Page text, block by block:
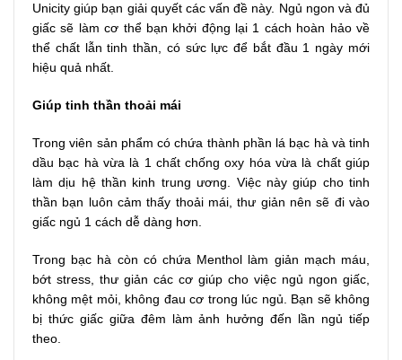
Unicity giúp bạn giải quyết các vấn đề này. Ngủ ngon và đủ
giấc sẽ làm cơ thể bạn khởi động lại 1 cách hoàn hảo về
thể chất lẫn tinh thần, có sức lực để bắt đầu 1 ngày mới
hiệu quả nhất.
Giúp tinh thần thoải mái
Trong viên sản phẩm có chứa thành phần lá bạc hà và tinh
dầu bạc hà vừa là 1 chất chống oxy hóa vừa là chất giúp
làm dịu hệ thần kinh trung ương. Việc này giúp cho tinh
thần bạn luôn cảm thấy thoải mái, thư giản nên sẽ đi vào
giấc ngủ 1 cách dễ dàng hơn.
Trong bạc hà còn có chứa Menthol làm giản mạch máu,
bớt stress, thư giản các cơ giúp cho việc ngủ ngon giấc,
không mệt mỏi, không đau cơ trong lúc ngủ. Bạn sẽ không
bị thức giấc giữa đêm làm ảnh hưởng đến lần ngủ tiếp
theo.